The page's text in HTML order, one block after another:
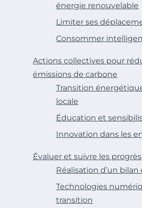
énergie renouvelable
Limiter ses
Consommer
Actions collectives pour
émissions de carbone
Transition
locale
Éducation et
Innovation dans les
Évaluer et suivre les progrès
Réalisation d’un bilan
Technologies
transition